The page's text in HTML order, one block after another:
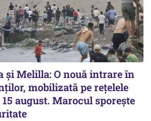
și Melilla: O nouă intrare în
mobilizată pe rețelele
august. Marocul sporește